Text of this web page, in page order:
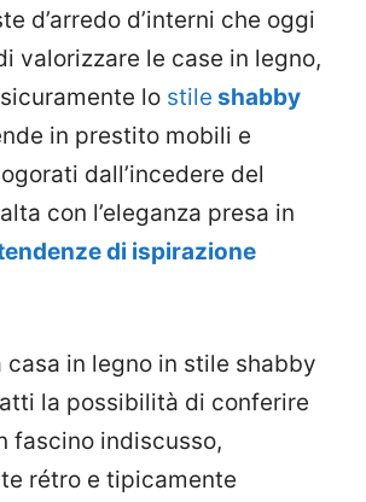
d’arredo d’interni che oggi
valorizzare le case in legno,
lo stile shabby
in prestito mobili e
dall’incedere del
con l’eleganza presa in
di ispirazione
casa in legno in stile shabby
la possibilità di conferire
fascino indiscusso,
rétro e tipicamente